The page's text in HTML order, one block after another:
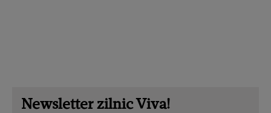
Newsletter zilnic Viva!